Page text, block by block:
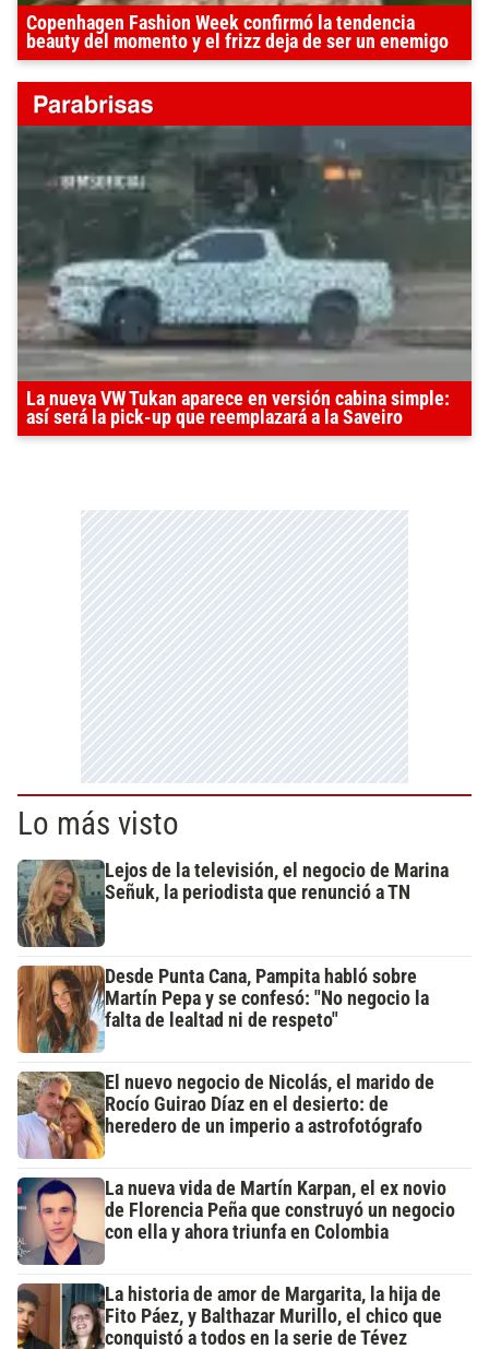
Copenhagen Fashion Week confirmó la tendencia
beauty del momento y el frizz deja de ser un enemigo
La nueva VW Tukan aparece en versión cabina simple:
así será la pick-up que reemplazará a la Saveiro
Lo más visto
Lejos de la televisión, el negocio de Marina
Señuk, la periodista que renunció a TN
Desde Punta Cana, Pampita habló sobre
Martín Pepa y se confesó: "No negocio la
falta de lealtad ni de respeto"
El nuevo negocio de Nicolás, el marido de
Rocío Guirao Díaz en el desierto: de
heredero de un imperio a astrofotógrafo
La nueva vida de Martín Karpan, el ex novio
de Florencia Peña que construyó un negocio
con ella y ahora triunfa en Colombia
La historia de amor de Margarita, la hija de
Fito Páez, y Balthazar Murillo, el chico que
conquistó a todos en la serie de Tévez